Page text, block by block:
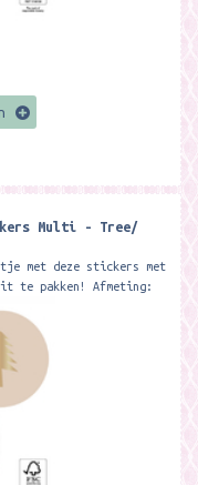
Multi - Tree/
met deze stickers met
te pakken! Afmeting: